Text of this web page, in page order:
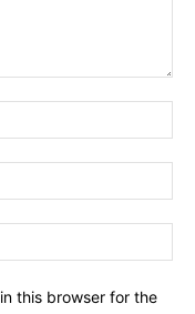
this browser for the